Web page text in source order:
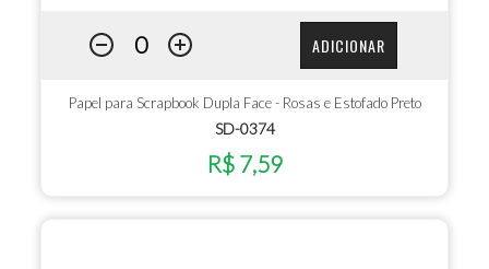
ADICIONAR
Papel para Scrapbook Dupla Face - Rosas e Estofado Preto
SD-0374
R$ 7,59